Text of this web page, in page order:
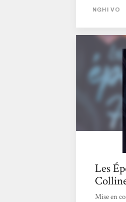
novella
parole
poursuit
étouffe
avec
enfermées
NGHI VO
Les
Mise en